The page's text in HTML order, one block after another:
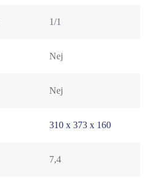
1/1
Nej
Nej
310 x 373 x 160
7,4